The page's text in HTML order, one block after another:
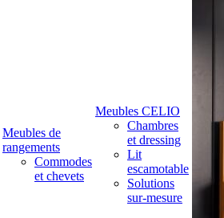
Meubles de
rangements
Commodes
et chevets
Meubles CELIO
Chambres
et dressing
Lit
escamotable
Solutions
sur-mesure